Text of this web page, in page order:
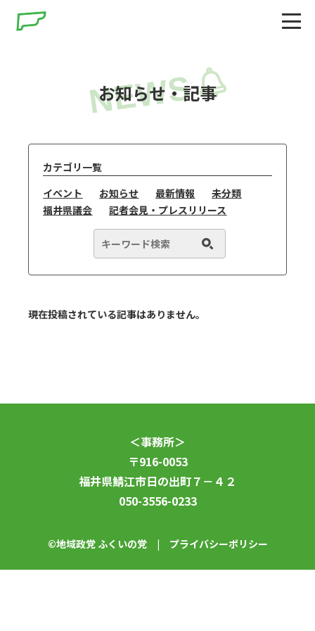
お知らせ・記事
カテゴリ一覧
イベント
お知らせ 最新情報
未分類
福井県議会
記者会見・プレスリリース
現在投稿されている記事はありません。
＜事務所＞
〒916-0053
福井県鯖江市日の出町７－４２
050-3556-0233
©地域政党 ふくいの党 | プライバシーポリシー